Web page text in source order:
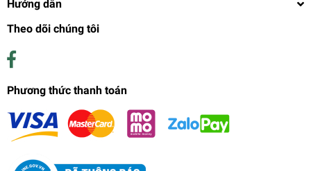
Hướng dẫn
Theo dõi chúng tôi
Phương thức thanh toán